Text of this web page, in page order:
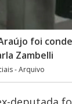
foi
Zambelli
- Arquivo